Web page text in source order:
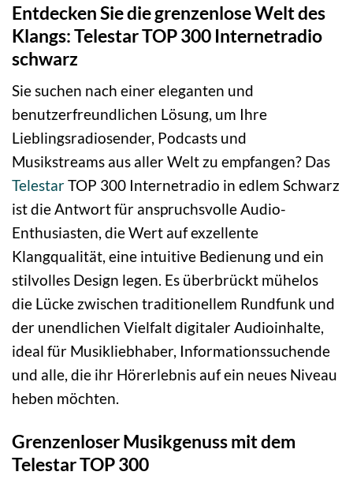
Entdecken Sie die grenzenlose Welt des
Klangs: Telestar TOP 300 Internetradio
schwarz
Sie suchen nach einer eleganten und
benutzerfreundlichen Lösung, um Ihre
Lieblingsradiosender, Podcasts und
Musikstreams aus aller Welt zu empfangen? Das
TelestarTOP 300 Internetradio in edlem Schwarz
ist die Antwort für anspruchsvolle Audio-
Enthusiasten, die Wert auf exzellente
Klangqualität, eine intuitive Bedienung und ein
stilvolles Design legen. Es überbrückt mühelos
die Lücke zwischen traditionellem Rundfunk und
der unendlichen Vielfalt digitaler Audioinhalte,
ideal für Musikliebhaber, Informationssuchende
und alle, die ihr Hörerlebnis auf ein neues Niveau
heben möchten.
Grenzenloser Musikgenuss mit dem
Telestar TOP 300